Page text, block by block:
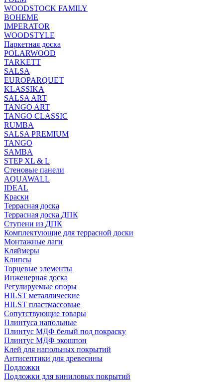
WOODSTOCK FAMILY
BOHEME
IMPERATOR
WOODSTYLE
Паркетная доска
POLARWOOD
TARKETT
SALSA
EUROPARQUET
KLASSIKA
SALSA ART
TANGO ART
TANGO CLASSIC
RUMBA
SALSA PREMIUM
TANGO
SAMBA
STEP XL & L
Стеновые панели
AQUAWALL
IDEAL
Краски
Террасная доска
Террасная доска ДПК
Ступени из ДПК
Комплектующие для террасной доски
Монтажные лаги
Кляймеры
Клипсы
Торцевые элементы
Инженерная доска
Регулируемые опоры
HILST металлические
HILST пластмассовые
Сопутствующие товары
Плинтуса напольные
Плинтус МДФ белый под покраску
Плинтус МДФ экошпон
Клей для напольных покрытий
Антисептики для древесины
Подложки
Подложки для виниловых покрытий